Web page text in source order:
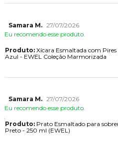
Samara M. 27/07/2026
Eu recomendo esse produto.
Produto:Xícara Esmaltada com
Azul - EWEL Coleção Marmorizada
Samara M. 27/07/2026
Eu recomendo esse produto.
Produto:Prato Esmaltado para
Preto - 250 ml (EWEL)